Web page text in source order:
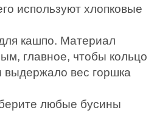
используют хлопковые
кашпо. Материал
главное, чтобы кольцо
вес горшка
любые бусины